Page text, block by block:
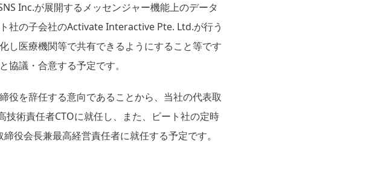
Inc.が展開するメッセンジャー機能上のデータ
社の子会社のActivate Interactive Pte. Ltd.が行う
し医療機関等で共有できるようにすること等です
議・合意する予定です。
役を辞任する意向であることから、当社の代表取
術責任者CTOに就任し、また、ビート社の定時
役会長兼最高経営責任者に就任する予定です。